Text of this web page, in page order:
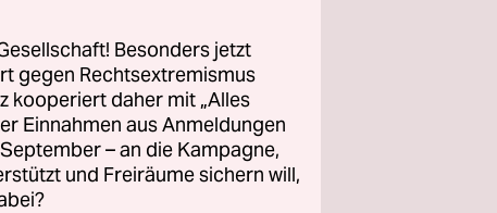
Straße.
Besonders jetzt
gegen Rechtsextremismus
kooperiert daher mit „Alles
Einnahmen aus Anmeldungen
– an die Kampagne,
und Freiräume sichern will,